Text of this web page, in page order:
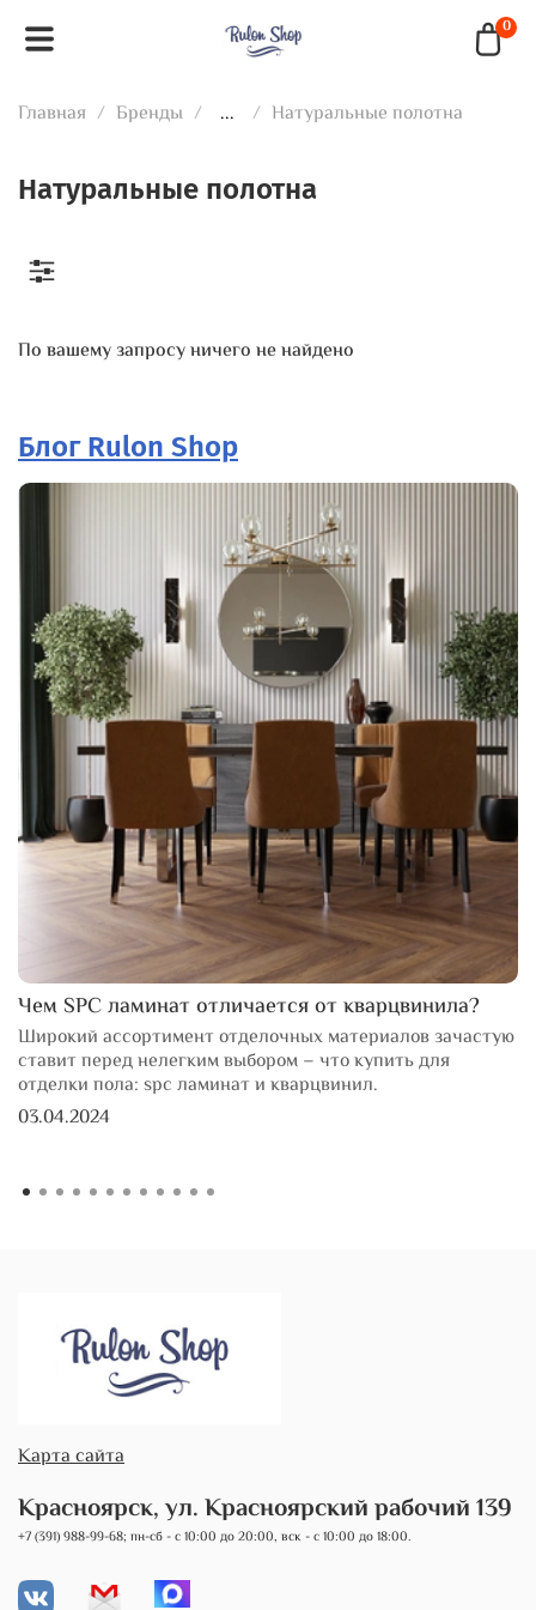
0
Главная Бренды ... Натуральные полотна
Натуральные полотна
По вашему запросу ничего не найдено
Блог Rulon Shop
Чем SPC ламинат отличается от кварцвинила?
Широкий ассортимент отделочных материалов зачастую
ставит перед нелегким выбором – что купить для
отделки пола: spc ламинат и кварцвинил.
03.04.2024
Красноярск, ул. Красноярский рабочий 139
+7 (391) 988-99-68; пн-сб - с 10:00 до 20:00, вск - с 10:00 до 18:00.
Карта сайта